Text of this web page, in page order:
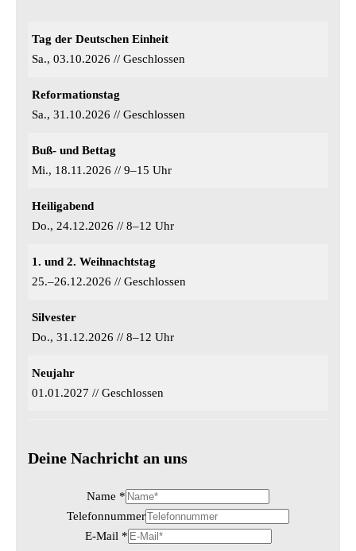
Tag der Deutschen Einheit
Sa., 03.10.2026 // Geschlossen
Reformationstag
Sa., 31.10.2026 // Geschlossen
Buß- und Bettag
Mi., 18.11.2026 // 9–15 Uhr
Heiligabend
Do., 24.12.2026 // 8–12 Uhr
1. und 2. Weihnachtstag
25.–26.12.2026 // Geschlossen
Silvester
Do., 31.12.2026 // 8–12 Uhr
Neujahr
01.01.2027 // Geschlossen
Deine Nachricht an uns
Name *
Telefonnummer
E-Mail *